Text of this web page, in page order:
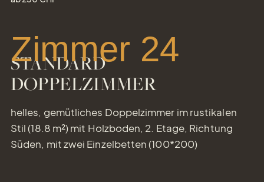
STANDARD
DOPPELZIMMER
Zimmer 24
helles, gemütliches Doppelzimmer im rustikalen
Stil (18.8 m²) mit Holzboden, 2. Etage, Richtung
Süden, mit zwei Einzelbetten (100*200)